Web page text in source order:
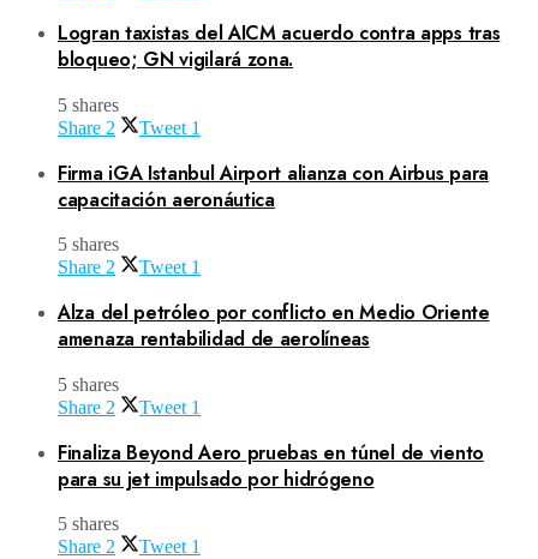
Logran taxistas del AICM acuerdo contra apps tras
bloqueo; GN vigilará zona.
5 shares
Share 2 Tweet 1
Firma iGA Istanbul Airport alianza con Airbus para
capacitación aeronáutica
5 shares
Share 2 Tweet 1
Alza del petróleo por conflicto en Medio Oriente
amenaza rentabilidad de aerolíneas
5 shares
Share 2 Tweet 1
Finaliza Beyond Aero pruebas en túnel de viento
para su jet impulsado por hidrógeno
5 shares
Share 2 Tweet 1